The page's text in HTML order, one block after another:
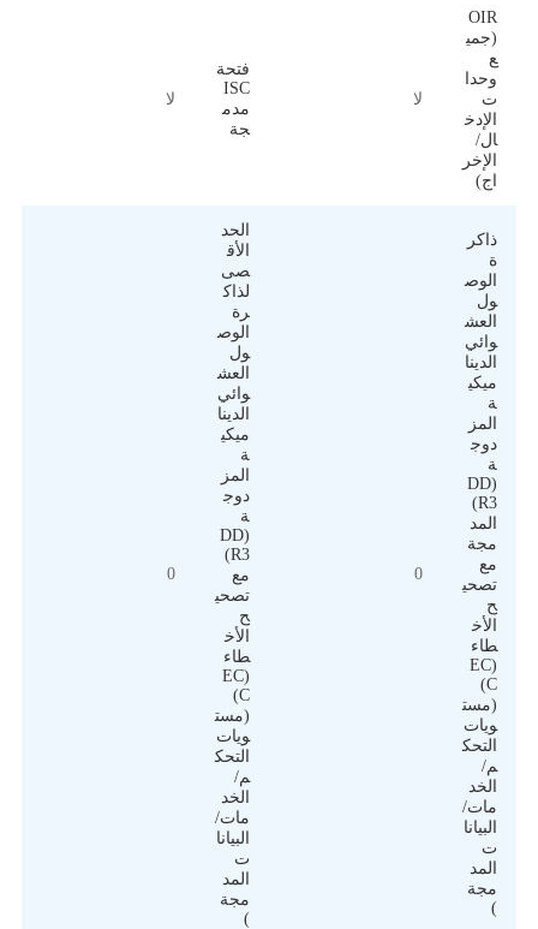
OIR
(جمي
ع
وحدا
ت
الإدخ
ال/
الإخر
اج)
لا
فتحة
ISC
مدم
جة
لا
ذاكر
ة
الوص
ول
العش
وائي
الدينا
ميكي
ة
المز
دوج
ة
(DD
R3)
المد
مجة
مع
تصحي
ح
الأخ
طاء
(EC
C)
(مست
ويات
التحك
م/
الخد
مات/
البيانا
ت
المد
مجة
)
0
الحد
الأق
صى
لذاك
رة
الوص
ول
العش
وائي
الدينا
ميكي
ة
المز
دوج
ة
(DD
R3)
مع
تصحي
ح
الأخ
طاء
(EC
C)
(مست
ويات
التحك
م/
الخد
مات/
البيانا
ت
المد
مجة
)
0